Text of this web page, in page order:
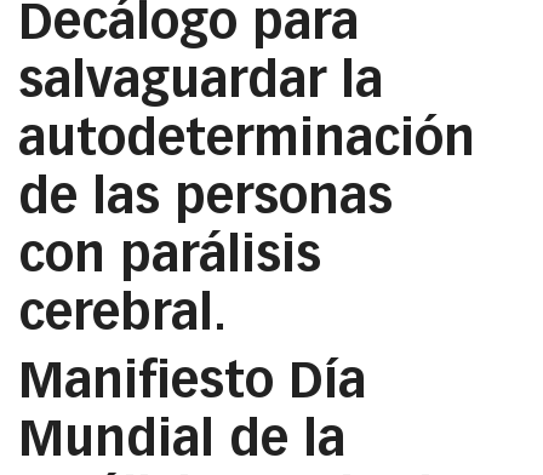
Decálogo para
salvaguardar la
autodeterminación
de las personas
con parálisis
cerebral.
Manifiesto Día
Mundial de la